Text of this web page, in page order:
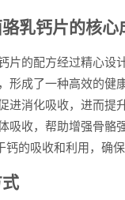
乳钙片的核心
片的配方经过精心设
形成了一种高效的健
进消化吸收，进而提
吸收，帮助增强骨骼
的吸收和利用，确保